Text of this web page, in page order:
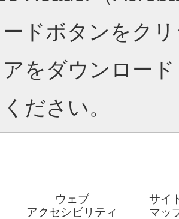
ドボタンをク
アをダウンロー
ださい。
ウェブ
アクセシビリティ
サイ
マッ